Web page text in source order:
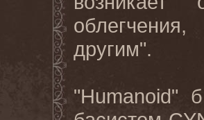
другим".
"Humanoid"